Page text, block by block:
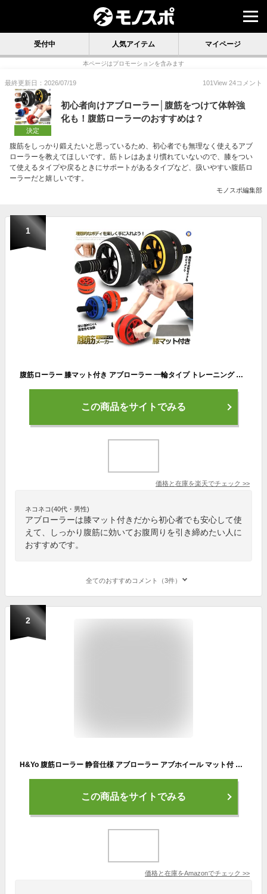
受付中 人気アイテム マイページ
本ページはプロモーションを含みます
最終更新日：2026/07/19 101View 24コメント
決定
初心者向けアブローラー│腹筋をつけて体幹強
化も！腹筋ローラーのおすすめは？
腹筋をしっかり鍛えたいと思っているため、初心者でも無理なく使えるアブ
ローラーを教えてほしいです。筋トレはあまり慣れていないので、膝をつい
て使えるタイプや戻るときにサポートがあるタイプなど、扱いやすい腹筋ロ
ーラーだと嬉しいです。
モノスポ編集部
1
腹筋ローラー 膝マット付き アブローラー 一輪タイプ トレーニング 初心者 鍛える ボディビル 静音 ダイエット 体幹 ストレッチ 筋トレ エクササイズ FUKKINRORA
この商品をサイトでみる
価格と在庫を楽天でチェック >>
ネコネコ(40代・男性)
アブローラーは膝マット付きだから初心者でも安心して使
えて、しっかり腹筋に効いてお腹周りを引き締めたい人に
おすすめです。
全てのおすすめコメント（3件）
2
H&Yo 腹筋ローラー 静音仕様 アブローラー アブホイール マット付 自宅用腹筋器具 シックスパック 女性 初心者にも
この商品をサイトでみる
価格と在庫をAmazonでチェック >>